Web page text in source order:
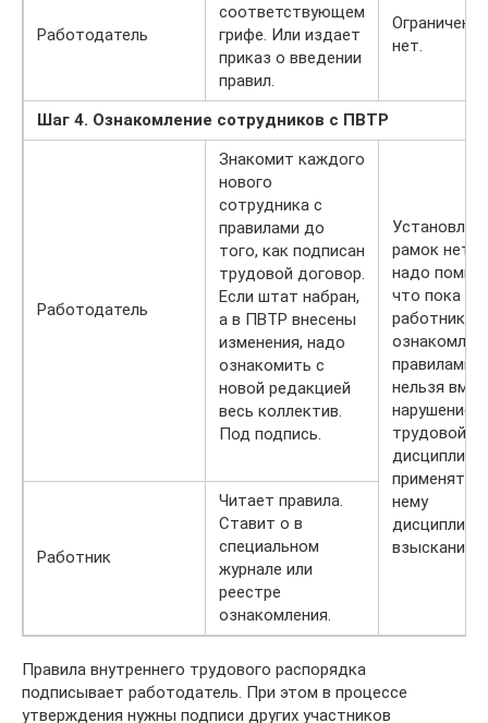
Работодатель
соответствующем
грифе. Или издает
приказ о введении
правил.
Ограничений
нет.
Шаг 4. Ознакомление сотрудников с ПВТР
Работодатель
Знакомит каждого
нового
сотрудника с
правилами до
того, как подписан
трудовой договор.
Если штат набран,
а в ПВТР внесены
изменения, надо
ознакомить с
новой редакцией
весь коллектив.
Под подпись.
рамок нет.
надо
что пока
работник не
ознакомлен
правилами,
нельзя
нарушение
трудовой
применять к
нему
взыскания.
Работник
Читает правила.
Ставит о в
специальном
журнале или
реестре
ознакомления.
Правила внутреннего трудового распорядка
подписывает работодатель. При этом в процессе
утверждения нужны подписи других участников